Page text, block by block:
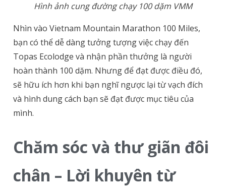
Hình ảnh cung đường chạy 100 dặm VMM
Nhìn vào Vietnam Mountain Marathon 100 Miles,
bạn có thể dễ dàng tưởng tượng việc chạy đến
Topas Ecolodge và nhận phần thưởng là người
hoàn thành 100 dặm. Nhưng để đạt được điều đó,
sẽ hữu ích hơn khi bạn nghĩ ngược lại từ vạch đích
và hình dung cách bạn sẽ đạt được mục tiêu của
mình.
Chăm sóc và thư giãn đôi
chân – Lời khuyên từ